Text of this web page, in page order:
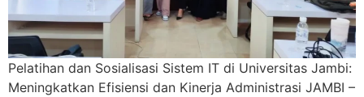
Pelatihan dan Sosialisasi Sistem IT di Universitas Jambi:
Meningkatkan Efisiensi dan Kinerja Administrasi JAMBI –